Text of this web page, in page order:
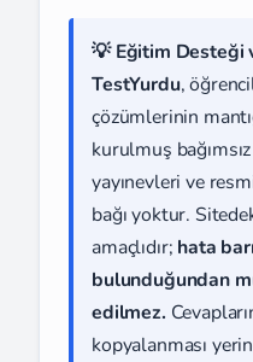
💡 Eğitim Desteği
TestYurdu,
çözümlerinin
kurulmuş
yayınevleri ve
bağı yoktur.
amaçlıdır; hata
bulunduğundan
edilmez.
kopyalanması